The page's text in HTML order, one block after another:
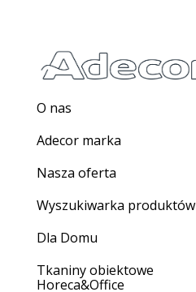
O nas
Adecor marka
Nasza oferta
Wyszukiwarka produktów
Dla Domu
Tkaniny obiektowe
Horeca&Office